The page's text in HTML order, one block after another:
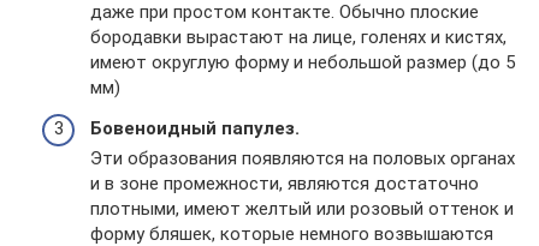
даже при простом контакте. Обычно плоские
бородавки вырастают на лице, голенях и кистях,
имеют округлую форму и небольшой размер (до 5
мм)
Бовеноидный папулез.
Эти образования появляются на половых органах
и в зоне промежности, являются достаточно
плотными, имеют желтый или розовый оттенок и
форму бляшек, которые немного возвышаются